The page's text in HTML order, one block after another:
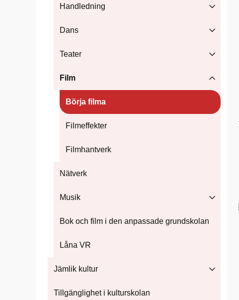
Handledning
Dans
Teater
Film
Börja filma
Filmeffekter
Filmhantverk
Nätverk
Musik
Bok och film i den anpassade grundskolan
Låna VR
Jämlik kultur
Tillgänglighet i kulturskolan